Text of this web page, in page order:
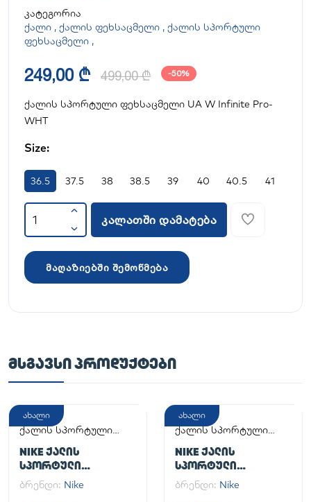
კატეგორია
ქალი , ქალის ფეხსაცმელი , ქალის სპორტული
ფეხსაცმელი ,
249,00 ₾ 499,00 ₾ -50%
ქალის სპორტული ფეხსაცმელი UA W Infinite Pro-
WHT
Size:
36.5 37.5 38 38.5 39 40 40.5 41
კალათში დამატება
მაღაზიებში შემოწმება
ᲛᲡᲒᲐᲕᲡᲘ ᲞᲠᲝᲓᲣᲥᲢᲔᲑᲘ
ახალი
ქალის სპორტული
NIKE ᲥᲐᲚᲘᲡ
ᲡᲞᲝᲠᲢᲣᲚᲘ
ᲤᲔᲮᲡᲐᲪᲛᲔᲚᲘ WMNS
AIR FORCE 1 '07
ბრენდი: Nike
ახალი
ქალის სპორტული
NIKE ᲥᲐᲚᲘᲡ
ᲡᲞᲝᲠᲢᲣᲚᲘ
ᲤᲔᲮᲡᲐᲪᲛᲔᲚᲘ W NSW
AF1 AF1
ბრენდი: Nike